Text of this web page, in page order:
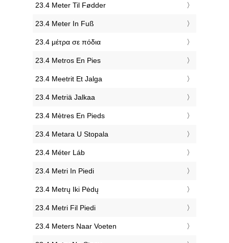
‎23.4 Meter Til Fødder
‎23.4 Meter In Fuß
‎23.4 μέτρα σε πόδια
‎23.4 Metros En Pies
‎23.4 Meetrit Et Jalga
‎23.4 Metriä Jalkaa
‎23.4 Mètres En Pieds
‎23.4 Metara U Stopala
‎23.4 Méter Láb
‎23.4 Metri In Piedi
‎23.4 Metrų Iki Pėdų
‎23.4 Metri Fil Piedi
‎23.4 Meters Naar Voeten